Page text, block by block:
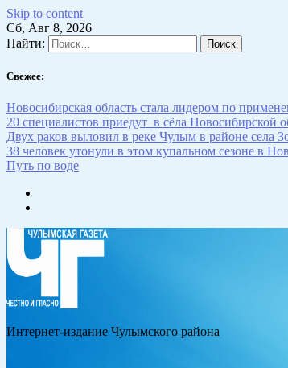
Skip to content
Сб, Авг 8, 2026
Найти:
Свежее:
Новосибирская область стала лидером по
20 специалистов приедут в сёла Новосибирской
Двух раков выловил в реке Чулым в районе села
38 человек утонули в этом купальном сезоне в
Путь по воде
Интернет-издание Чулымского района